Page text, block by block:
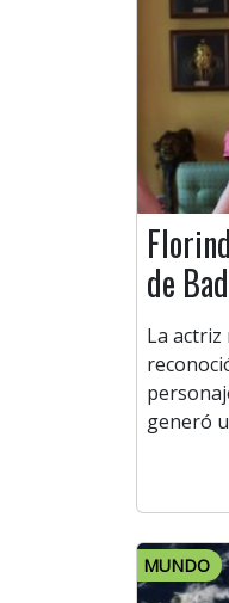
de
La actriz
generó
MUNDO